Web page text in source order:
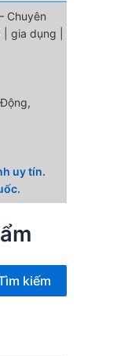
Chuyên
gia dụng |
uy tín.
kiếm